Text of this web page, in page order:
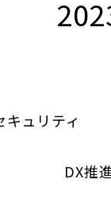
キュリティ
DX推